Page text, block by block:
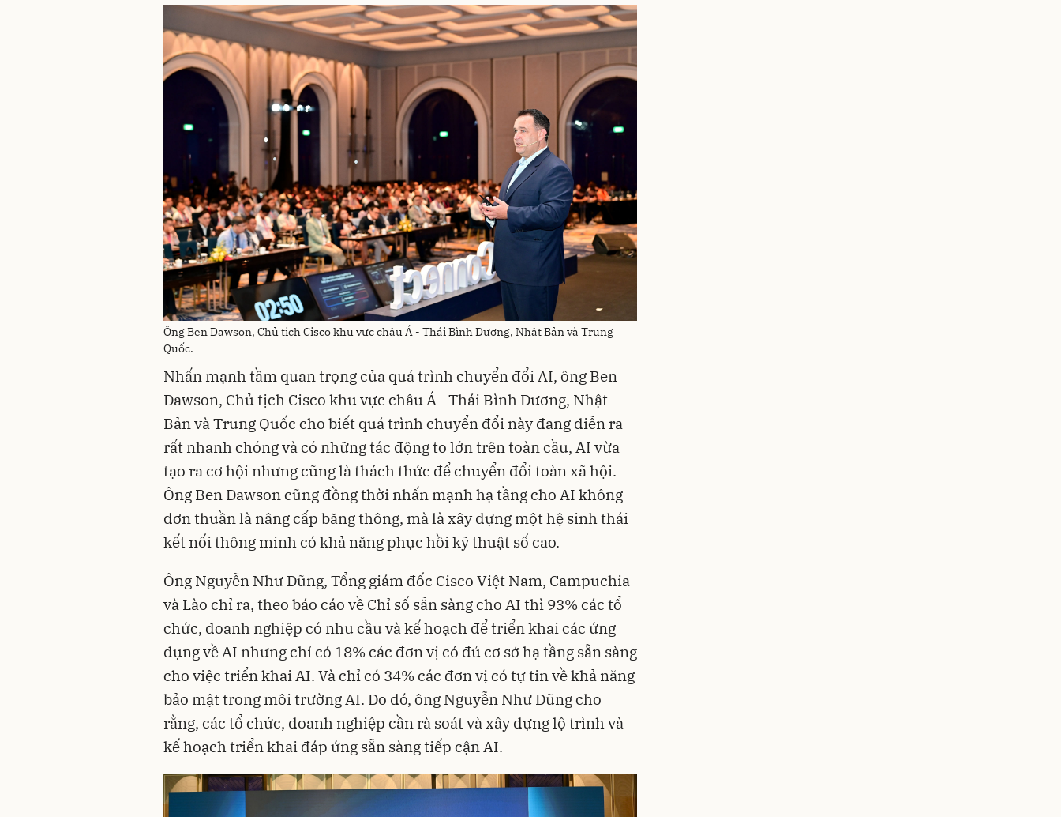
Ông Ben Dawson, Chủ tịch Cisco khu vực châu Á - Thái Bình Dương, Nhật Bản và Trung
Quốc.
Nhấn mạnh tầm quan trọng của quá trình chuyển đổi AI, ông Ben
Dawson, Chủ tịch Cisco khu vực châu Á - Thái Bình Dương, Nhật
Bản và Trung Quốc cho biết quá trình chuyển đổi này đang diễn ra
rất nhanh chóng và có những tác động to lớn trên toàn cầu, AI vừa
tạo ra cơ hội nhưng cũng là thách thức để chuyển đổi toàn xã hội.
Ông Ben Dawson cũng đồng thời nhấn mạnh hạ tầng cho AI không
đơn thuần là nâng cấp băng thông, mà là xây dựng một hệ sinh thái
kết nối thông minh có khả năng phục hồi kỹ thuật số cao.
Ông Nguyễn Như Dũng, Tổng giám đốc Cisco Việt Nam, Campuchia
và Lào chỉ ra, theo báo cáo về Chỉ số sẵn sàng cho AI thì 93% các tổ
chức, doanh nghiệp có nhu cầu và kế hoạch để triển khai các ứng
dụng về AI nhưng chỉ có 18% các đơn vị có đủ cơ sở hạ tầng sẵn sàng
cho việc triển khai AI. Và chỉ có 34% các đơn vị có tự tin về khả năng
bảo mật trong môi trường AI. Do đó, ông Nguyễn Như Dũng cho
rằng, các tổ chức, doanh nghiệp cần rà soát và xây dựng lộ trình và
kế hoạch triển khai đáp ứng sẵn sàng tiếp cận AI.